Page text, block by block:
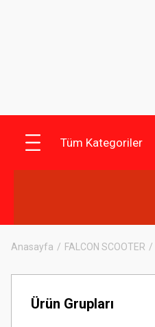
Tüm Kategoriler
Anasayfa FALCON SCOOTER
Ürün Grupları